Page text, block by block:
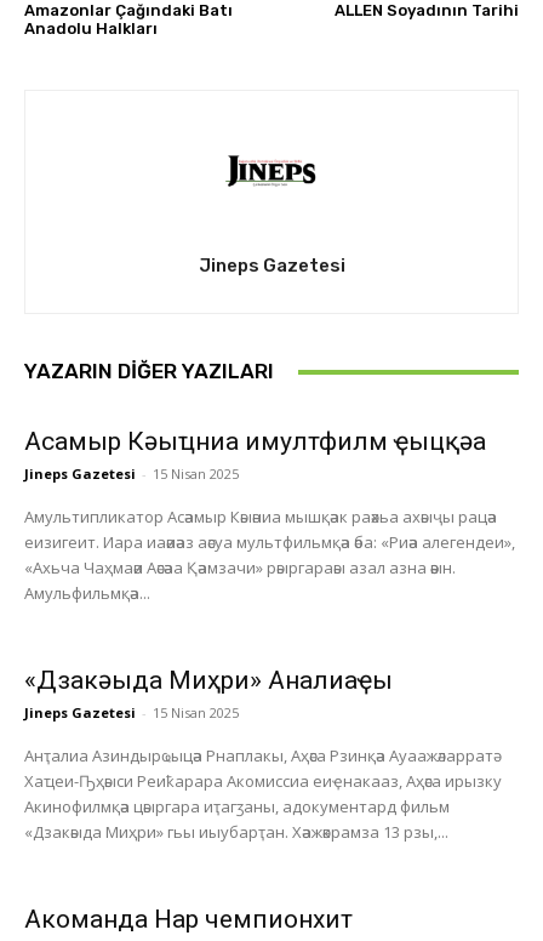
Amazonlar Çağındaki Batı
Anadolu Halkları
ALLEN Soyadının Tarihi
Jineps Gazetesi
YAZARIN DIĞER YAZILARI
Асҭамыр Кәыҵниа имултфилм ҿыцқәа
Jineps Gazetesi - 15 Nisan 2025
Амультипликатор Асәамыр Кәыәниа мышқәак раәхьа ахәыҷы рацәа
еизигеит. Иара иаәиәаз аәсуа мультфильмқәа әба: «Риәа алегендеи»,
«Ахьча Чаҳмаәи Аәсәаа Қәамзачи» рәыргараәы азал азна әәын.
Амульфильмқәа...
«Дзакәыда Миҳри» Анҭалиаҿы
Jineps Gazetesi - 15 Nisan 2025
Анҭалиа Азиндырҩыцәа Рнаплакы, Аҳәса Рзинқәа Ауаажәларратә
Хаҵеи-Ҧҳәыси Реиҟарара Акомиссиа еиҿнакааз, Аҳәса ирызку
Акинофилмқәа цәыргара иҭагӡаны, адокументард фильм
«Дзакәыда Миҳри» гьы иыубарҭан. Хәажәкрамза 13 рзы,...
Акоманда Нарҭ чемпионхит